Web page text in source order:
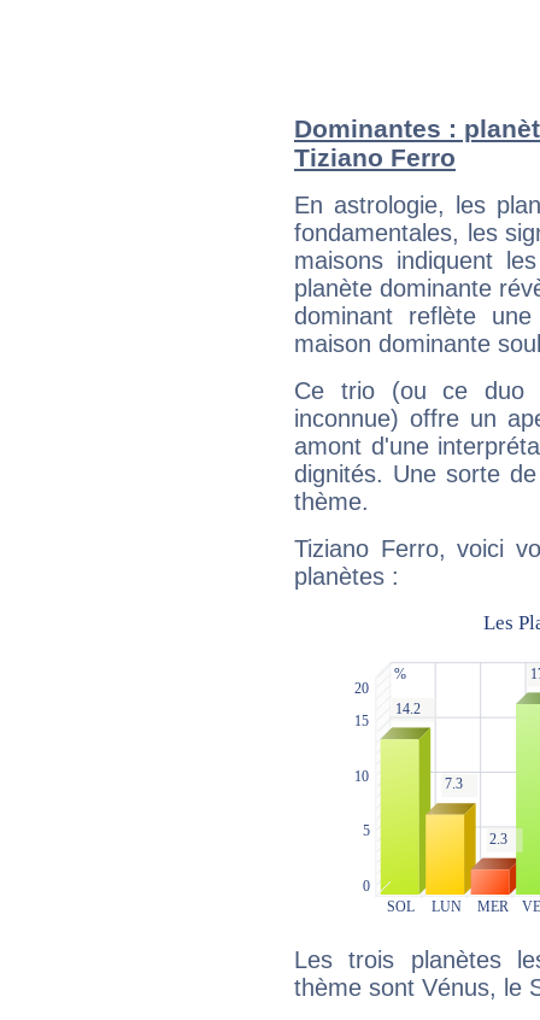
Dominantes :
Tiziano Ferro
En astrologie, les
fondamentales, les
maisons indiquent
planète dominante
dominant reflète
maison dominante
Ce trio (ou ce duo
inconnue) offre un
amont d'une
dignités. Une sorte
thème.
Tiziano Ferro, voici
planètes :
Les trois planètes
thème sont Vénus, le